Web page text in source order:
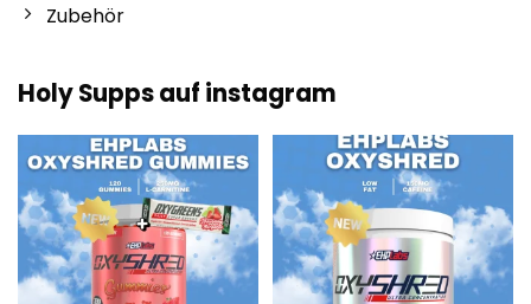
Zubehör
Holy Supps auf instagram
Neu bei Holy Supps 🍬⚡
Die OxyShred Gummies von...
3 0
Mit wenig Fett und 150 mg Koffein
pro Portion! ⚡...
0 2